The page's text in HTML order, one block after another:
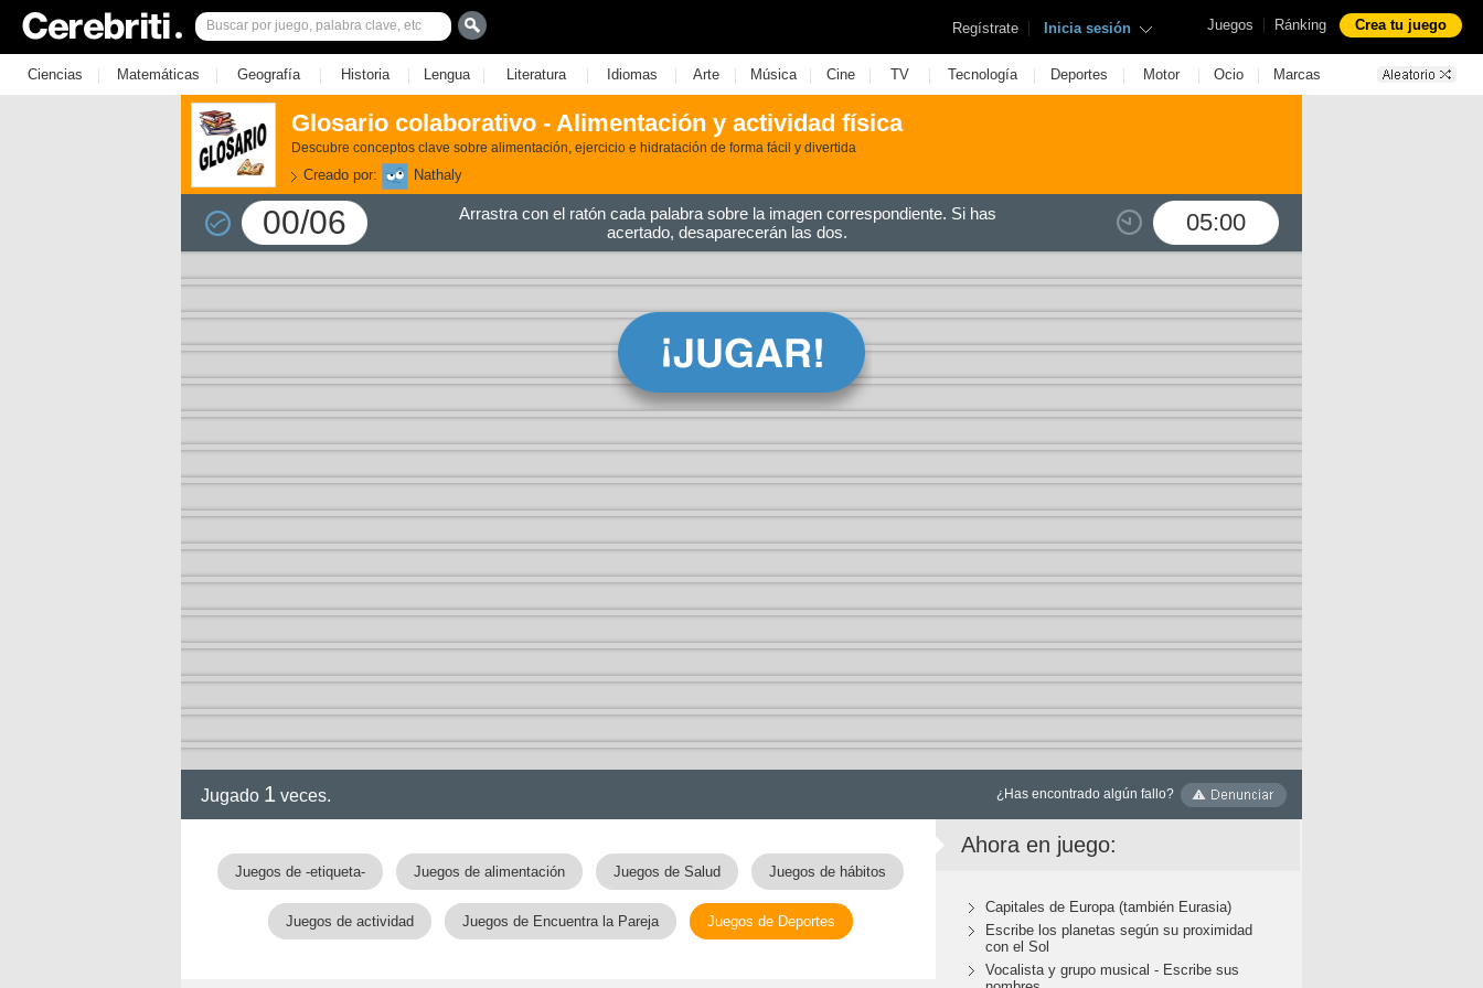
Juegos | Ránking Crea tu juego
Regístrate | Inicia sesión
Ciencias | Matemáticas | Geografía | Historia | Lengua | Literatura | Idiomas | Arte | Música | Cine | TV | Tecnología | Deportes | Motor | Ocio | Marcas
Glosario colaborativo - Alimentación y actividad física
Descubre conceptos clave sobre alimentación, ejercicio e hidratación de forma fácil y divertida
Creado por: Nathaly
00/06 05:00
Arrastra con el ratón cada palabra sobre la imagen correspondiente. Si has
acertado, desaparecerán las dos.
Jugado 1 veces. ¿Has encontrado algún fallo?
Juegos de -etiqueta- Juegos de alimentación Juegos de Salud Juegos de hábitos
Juegos de actividad Juegos de Encuentra la Pareja Juegos de Deportes
Ahora en juego:
Capitales de Europa (también Eurasia)
Escribe los planetas según su proximidad
con el Sol
Vocalista y grupo musical - Escribe sus